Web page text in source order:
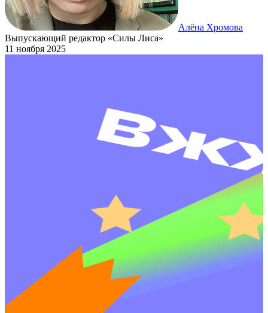
Алёна Хромова
Выпускающий редактор «Силы Лиса»
11 ноября 2025